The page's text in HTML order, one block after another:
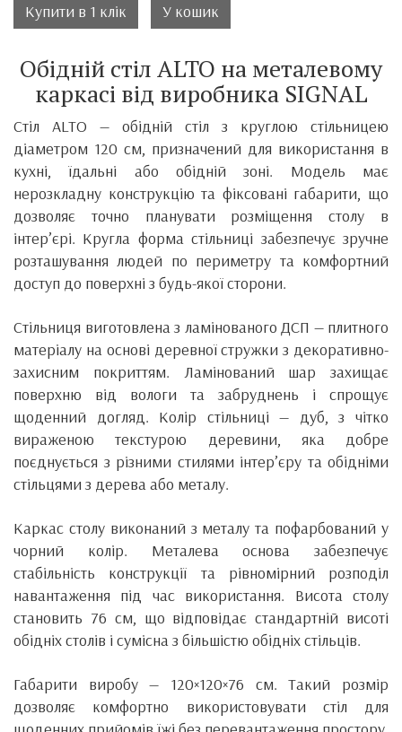
Купити в 1 клік У кошик
Обідній стіл ALTO на металевому
каркасі від виробника SIGNAL
Стіл ALTO — обідній стіл з круглою стільницею
діаметром 120 см, призначений для використання в
кухні, їдальні або обідній зоні. Модель має
нерозкладну конструкцію та фіксовані габарити, що
дозволяє точно планувати розміщення столу в
інтер’єрі. Кругла форма стільниці забезпечує зручне
розташування людей по периметру та комфортний
доступ до поверхні з будь-якої сторони.
Стільниця виготовлена з ламінованого ДСП — плитного
матеріалу на основі деревної стружки з декоративно-
захисним покриттям. Ламінований шар захищає
поверхню від вологи та забруднень і спрощує
щоденний догляд. Колір стільниці — дуб, з чітко
вираженою текстурою деревини, яка добре
поєднується з різними стилями інтер’єру та обідніми
стільцями з дерева або металу.
Каркас столу виконаний з металу та пофарбований у
чорний колір. Металева основа забезпечує
стабільність конструкції та рівномірний розподіл
навантаження під час використання. Висота столу
становить 76 см, що відповідає стандартній висоті
обідніх столів і сумісна з більшістю обідніх стільців.
Габарити виробу — 120×120×76 см. Такий розмір
дозволяє комфортно використовувати стіл для